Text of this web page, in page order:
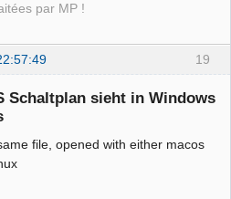
par MP !
19
Schaltplan sieht in Windows
file, opened with either macos